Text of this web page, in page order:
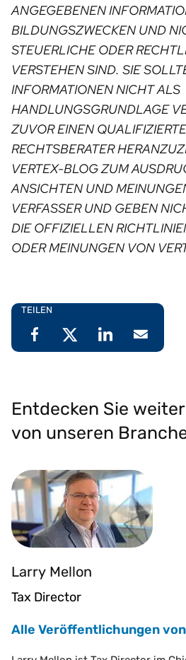
ANGEGEBENEN
BILDUNGSZWECKEN UND
STEUERLICHE ODER
VERSTEHEN SIND. SIE
INFORMATIONEN NICHT ALS
HANDLUNGSGRUNDLAGE
ZUVOR EINEN
RECHTSBERATER
VERTEX-BLOG ZUM
ANSICHTEN UND
VERFASSER UND GEBEN
DIE OFFIZIELLEN
ODER MEINUNGEN VON
TEILEN
Entdecken Sie
von unseren
Larry Mellon
Tax Director
Alle Veröffentlichungen